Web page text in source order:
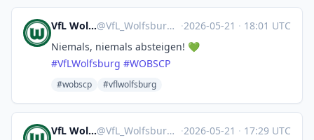
VfL Wolfsburg 🤖@VfL_Wolfsburg@sportsbots.xyz ·2026-05-21 · 18:01 UTC
Niemals, niemals absteigen! 💚
#VfLWolfsburg #WOBSCP
#wobscp #vflwolfsburg
VfL Wolfsburg 🤖@VfL_Wolfsburg@sportsbots.xyz ·2026-05-21 · 17:29 UTC